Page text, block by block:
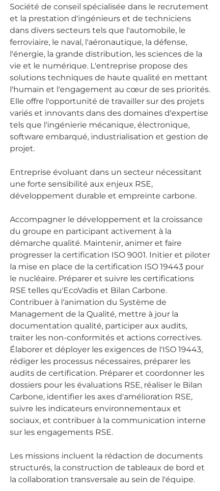
Société de conseil spécialisée dans le recrutement
et la prestation d'ingénieurs et de techniciens
dans divers secteurs tels que l'automobile, le
ferroviaire, le naval, l'aéronautique, la défense,
l'énergie, la grande distribution, les sciences de la
vie et le numérique. L'entreprise propose des
solutions techniques de haute qualité en mettant
l'humain et l'engagement au cœur de ses priorités.
Elle offre l'opportunité de travailler sur des projets
variés et innovants dans des domaines d'expertise
tels que l'ingénierie mécanique, électronique,
software embarqué, industrialisation et gestion de
projet.
Entreprise évoluant dans un secteur nécessitant
une forte sensibilité aux enjeux RSE,
développement durable et empreinte carbone.
Accompagner le développement et la croissance
du groupe en participant activement à la
démarche qualité. Maintenir, animer et faire
progresser la certification ISO 9001. Initier et piloter
la mise en place de la certification ISO 19443 pour
le nucléaire. Préparer et suivre les certifications
RSE telles qu'EcoVadis et Bilan Carbone.
Contribuer à l'animation du Système de
Management de la Qualité, mettre à jour la
documentation qualité, participer aux audits,
traiter les non-conformités et actions correctives.
Élaborer et déployer les exigences de l'ISO 19443,
rédiger les processus nécessaires, préparer les
audits de certification. Préparer et coordonner les
dossiers pour les évaluations RSE, réaliser le Bilan
Carbone, identifier les axes d'amélioration RSE,
suivre les indicateurs environnementaux et
sociaux, et contribuer à la communication interne
sur les engagements RSE.
Les missions incluent la rédaction de documents
structurés, la construction de tableaux de bord et
la collaboration transversale au sein de l'équipe.